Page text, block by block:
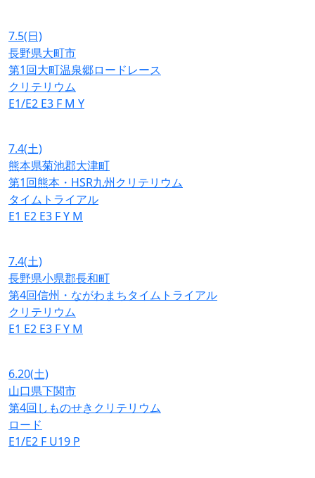
7.5(日)
長野県大町市
第1回大町温泉郷ロードレース
クリテリウム
E1/E2 E3 F M Y
7.4(土)
熊本県菊池郡大津町
第1回熊本・HSR九州クリテリウム
タイムトライアル
E1 E2 E3 FY M
7.4(土)
長野県小県郡長和町
第4回信州・ながわまちタイムトライアル
クリテリウム
E1 E2 E3 FY M
6.20(土)
山口県下関市
第4回しものせきクリテリウム
ロード
E1/E2 F U19 P